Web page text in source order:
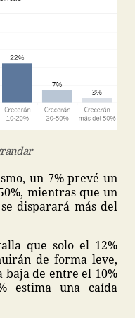
un 7% prevé un
mientras que un
disparará más del
que solo el 12%
de forma leve,
baja de entre el 10%
estima una caída